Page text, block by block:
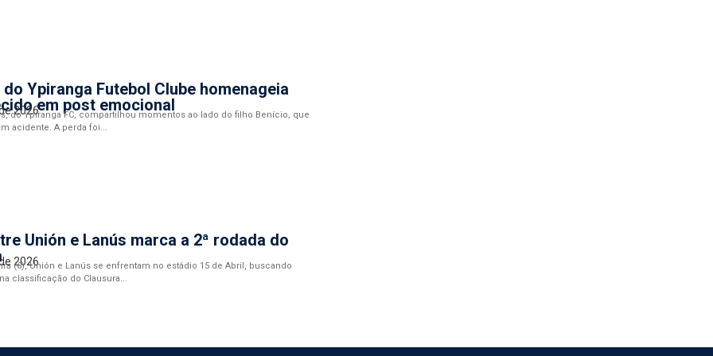
Ypiranga Futebol Clube homenageia
em post emocional
2026
do Ypiranga FC, compartilhou momentos ao lado do filho Benício, que
acidente. A perda foi...
Unión e Lanús marca a 2ª rodada do
2026
(6), Unión e Lanús se enfrentam no estádio 15 de Abril, buscando
classificação do Clausura...